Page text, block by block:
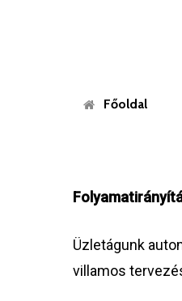
Főoldal
Üzletágunk
villamos